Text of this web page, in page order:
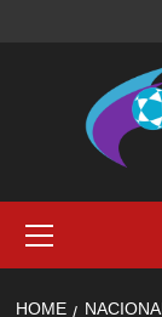
Menu
HOME